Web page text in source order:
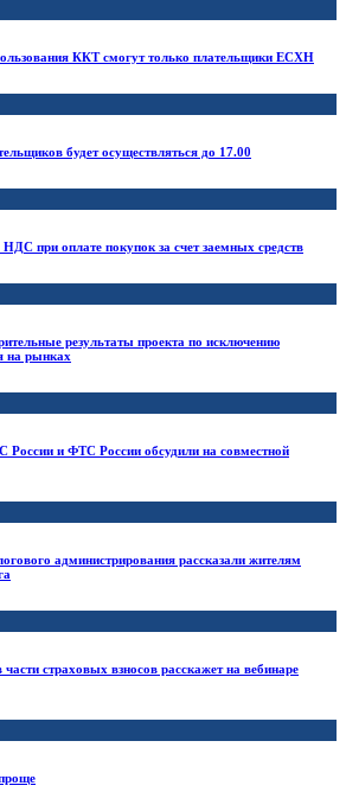
ККТ смогут только плательщики ЕСХН
будет осуществляться до 17.00
при оплате покупок за счет заемных средств
результаты проекта по исключению
на рынках
России и ФТС России обсудили на совместной
администрирования рассказали жителям
страховых взносов расскажет на вебинаре